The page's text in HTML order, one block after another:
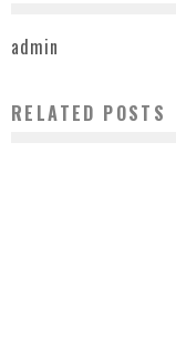
admin
RELATED POSTS